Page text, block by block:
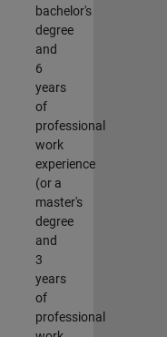
bachelor's
degree
and
6
years
of
professional
work
experience
(or a
master's
degree
and
3
years
of
professional